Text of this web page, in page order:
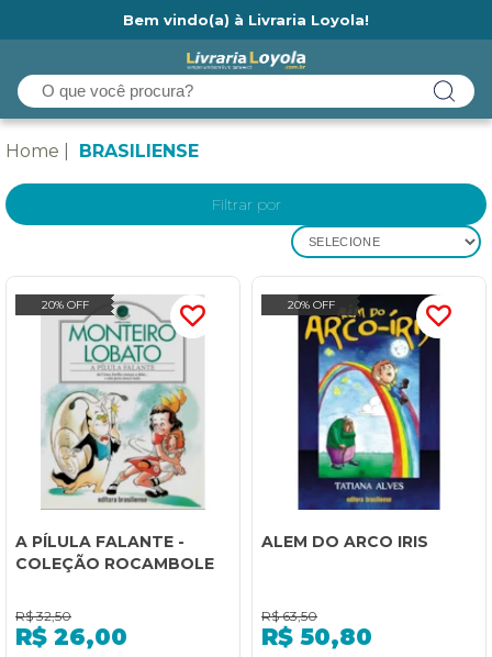
Bem vindo(a) à Livraria Loyola!
Home BRASILIENSE
Filtrar por
SELECIONE
20% OFF
A PÍLULA FALANTE -
COLEÇÃO ROCAMBOLE
R$ 32,50
R$ 26,00
20% OFF
ALEM DO ARCO IRIS
R$ 63,50
R$ 50,80